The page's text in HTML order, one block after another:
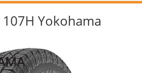
Yokohama